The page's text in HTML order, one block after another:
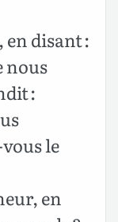
disant :
nous
:
le
en